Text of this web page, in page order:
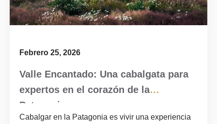
Febrero 25, 2026
Valle Encantado: Una cabalgata para
expertos en el corazón de la
Patagonia
Cabalgar en la Patagonia es vivir una experiencia